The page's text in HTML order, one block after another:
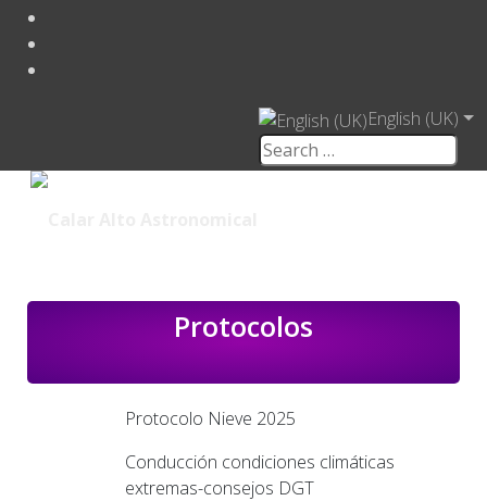
English (UK)
Protocolos
Protocolo Nieve 2025
Conducción condiciones climáticas
extremas-consejos DGT